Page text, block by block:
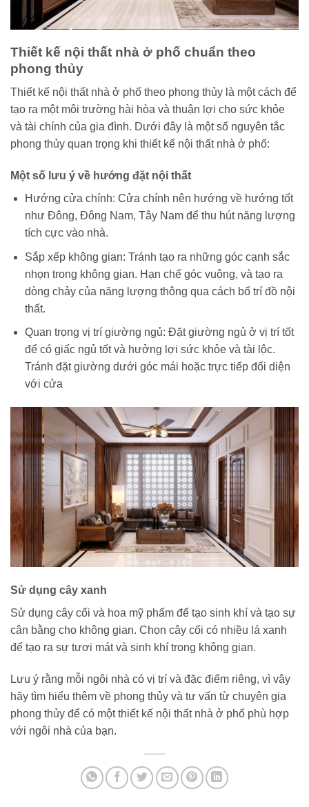
Thiết kế nội thất nhà ở phố chuẩn theo
phong thủy
Thiết kế nội thất nhà ở phố theo phong thủy là một cách để
tạo ra một môi trường hài hòa và thuận lợi cho sức khỏe
và tài chính của gia đình. Dưới đây là một số nguyên tắc
phong thủy quan trọng khi thiết kế nội thất nhà ở phố:
Một số lưu ý về hướng đặt nội thất
Hướng cửa chính: Cửa chính nên hướng về hướng tốt
như Đông, Đông Nam, Tây Nam để thu hút năng lượng
tích cực vào nhà.
Sắp xếp không gian: Tránh tạo ra những góc cạnh sắc
nhọn trong không gian. Hạn chế góc vuông, và tạo ra
dòng chảy của năng lượng thông qua cách bố trí đồ nội
thất.
Quan trọng vị trí giường ngủ: Đặt giường ngủ ở vị trí tốt
để có giấc ngủ tốt và hưởng lợi sức khỏe và tài lộc.
Tránh đặt giường dưới góc mái hoặc trực tiếp đối diện
với cửa
Sử dụng cây xanh
Sử dụng cây cối và hoa mỹ phẩm để tạo sinh khí và tạo sự
cân bằng cho không gian. Chọn cây cối có nhiều lá xanh
để tạo ra sự tươi mát và sinh khí trong không gian.
Lưu ý rằng mỗi ngôi nhà có vị trí và đặc điểm riêng, vì vậy
hãy tìm hiểu thêm về phong thủy và tư vấn từ chuyên gia
phong thủy để có một thiết kế nội thất nhà ở phố phù hợp
với ngôi nhà của bạn.